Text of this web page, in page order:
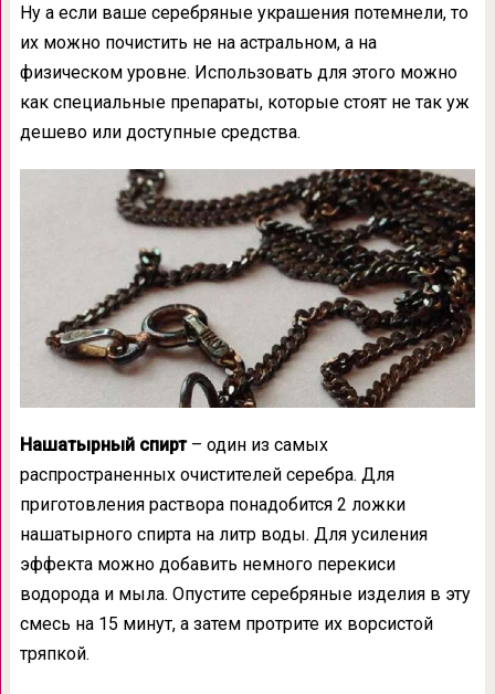
Ну а если ваше серебряные украшения потемнели, то
их можно почистить не на астральном, а на
физическом уровне. Использовать для этого можно
как специальные препараты, которые стоят не так уж
дешево или доступные средства.
Нашатырный спирт– один из самых
распространенных очистителей серебра. Для
приготовления раствора понадобится 2 ложки
нашатырного спирта на литр воды. Для усиления
эффекта можно добавить немного перекиси
водорода и мыла. Опустите серебряные изделия в эту
смесь на 15 минут, а затем протрите их ворсистой
тряпкой.